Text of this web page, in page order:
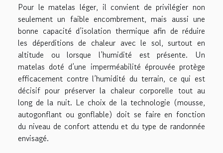
Pour le matelas léger, il convient de privilégier non
seulement un faible encombrement, mais aussi une
bonne capacité d’isolation thermique afin de réduire
les déperditions de chaleur avec le sol, surtout en
altitude ou lorsque l’humidité est présente. Un
matelas doté d’une imperméabilité éprouvée protège
efficacement contre l’humidité du terrain, ce qui est
décisif pour préserver la chaleur corporelle tout au
long de la nuit. Le choix de la technologie (mousse,
autogonflant ou gonflable) doit se faire en fonction
du niveau de confort attendu et du type de randonnée
envisagé.